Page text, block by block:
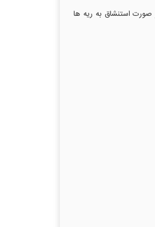
صورت استنشاق به ریه ها